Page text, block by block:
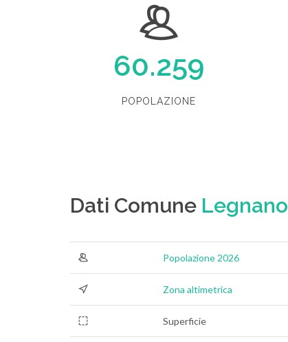
60.259
POPOLAZIONE
Dati Comune Legnano
Popolazione 2026
Zona altimetrica
Superficie